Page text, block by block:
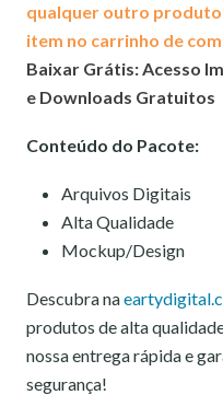
qualquer outro produto
item no carrinho de
Baixar Grátis: Acesso
e Downloads Gratuitos
Conteúdo do Pacote:
Arquivos Digitais
Alta Qualidade
Mockup/Design
Descubra na
produtos de alta
nossa entrega rápida e
segurança!